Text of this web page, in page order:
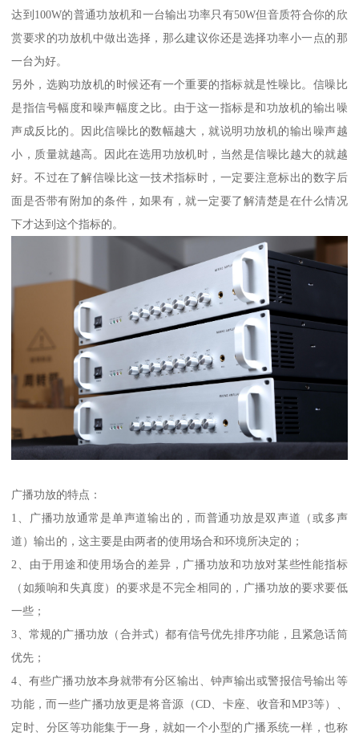
达到100W的普通功放机和一台输出功率只有50W但音质符合你的欣
赏要求的功放机中做出选择，那么建议你还是选择功率小一点的那
一台为好。
另外，选购功放机的时候还有一个重要的指标就是性噪比。信噪比
是指信号幅度和噪声幅度之比。由于这一指标是和功放机的输出噪
声成反比的。因此信噪比的数幅越大，就说明功放机的输出噪声越
小，质量就越高。因此在选用功放机时，当然是信噪比越大的就越
好。不过在了解信噪比这一技术指标时，一定要注意标出的数字后
面是否带有附加的条件，如果有，就一定要了解清楚是在什么情况
下才达到这个指标的。
广播功放的特点：
1、广播功放通常是单声道输出的，而普通功放是双声道（或多声
道）输出的，这主要是由两者的使用场合和环境所决定的；
2、由于用途和使用场合的差异，广播功放和功放对某些性能指标
（如频响和失真度）的要求是不完全相同的，广播功放的要求要低
一些；
3、常规的广播功放（合并式）都有信号优先排序功能，且紧急话筒
优先；
4、有些广播功放本身就带有分区输出、钟声输出或警报信号输出等
功能，而一些广播功放更是将音源（CD、卡座、收音和MP3等）、
定时、分区等功能集于一身，就如一个小型的广播系统一样，也称